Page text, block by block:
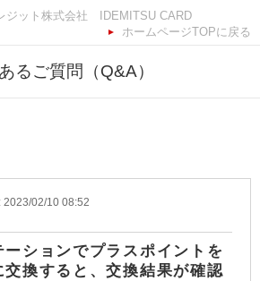
ホームページTOPに戻る
るご質問（Q&A）
2023/02/10 08:52
ーションでプラスポイントを
交換すると、交換結果が確認